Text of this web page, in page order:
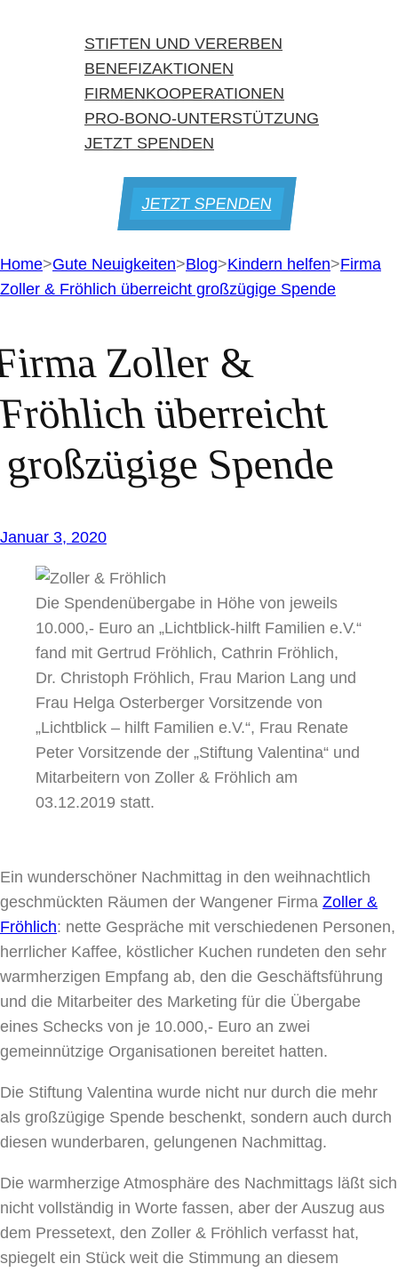
STIFTEN UND VERERBEN
BENEFIZAKTIONEN
FIRMENKOOPERATIONEN
PRO-BONO-UNTERSTÜTZUNG
JETZT SPENDEN
JETZT SPENDEN
Home>Gute Neuigkeiten>Blog>Kindern helfen>Firma
Zoller & Fröhlich überreicht großzügige Spende
Zoller &
überreicht
großzügige Spende
Januar 3, 2020
Die Spendenübergabe in Höhe von jeweils
10.000,- Euro an „Lichtblick-hilft Familien e.V.“
fand mit Gertrud Fröhlich, Cathrin Fröhlich,
Dr. Christoph Fröhlich, Frau Marion Lang und
Frau Helga Osterberger Vorsitzende von
„Lichtblick – hilft Familien e.V.“, Frau Renate
Peter Vorsitzende der „Stiftung Valentina“ und
Mitarbeitern von Zoller & Fröhlich am
03.12.2019 statt.
Ein wunderschöner Nachmittag in den weihnachtlich
geschmückten Räumen der Wangener Firma Zoller &
Fröhlich: nette Gespräche mit verschiedenen Personen,
herrlicher Kaffee, köstlicher Kuchen rundeten den sehr
warmherzigen Empfang ab, den die Geschäftsführung
und die Mitarbeiter des Marketing für die Übergabe
eines Schecks von je 10.000,- Euro an zwei
gemeinnützige Organisationen bereitet hatten.
Die Stiftung Valentina wurde nicht nur durch die mehr
als großzügige Spende beschenkt, sondern auch durch
diesen wunderbaren, gelungenen Nachmittag.
Die warmherzige Atmosphäre des Nachmittags läßt sich
nicht vollständig in Worte fassen, aber der Auszug aus
dem Pressetext, den Zoller & Fröhlich verfasst hat,
spiegelt ein Stück weit die Stimmung an diesem